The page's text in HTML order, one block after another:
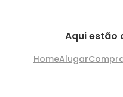
Aqui estão
HomeAlugar